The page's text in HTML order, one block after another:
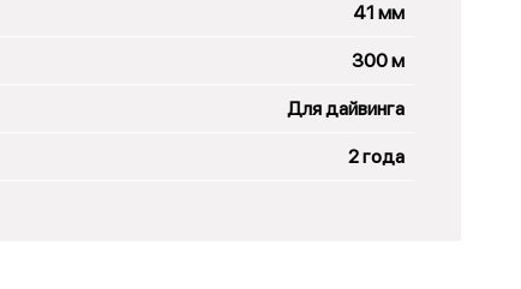
41 мм
300 м
Для дайвинга
2 года